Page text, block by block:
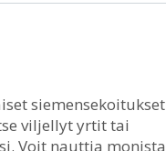
siemensekoitukset
viljellyt yrtit tai
Voit nauttia monista